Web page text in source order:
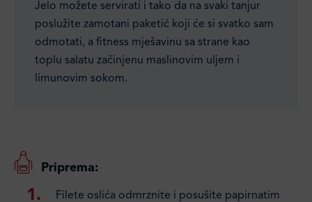
Jelo možete servirati i tako da na svaki tanjur
poslužite zamotani paketić koji će si svatko sam
odmotati, a fitness mješavinu sa strane kao
toplu salatu začinjenu maslinovim uljem i
limunovim sokom.
Priprema:
Filete oslića odmrznite i posušite papirnatim